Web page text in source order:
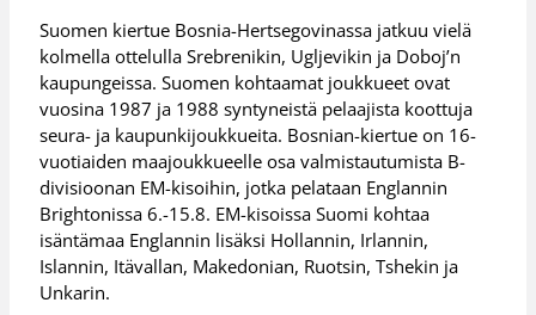
Suomen kiertue Bosnia-Hertsegovinassa jatkuu vielä
kolmella ottelulla Srebrenikin, Ugljevikin ja Doboj’n
kaupungeissa. Suomen kohtaamat joukkueet ovat
vuosina 1987 ja 1988 syntyneistä pelaajista koottuja
seura- ja kaupunkijoukkueita. Bosnian-kiertue on 16-
vuotiaiden maajoukkueelle osa valmistautumista B-
divisioonan EM-kisoihin, jotka pelataan Englannin
Brightonissa 6.-15.8. EM-kisoissa Suomi kohtaa
isäntämaa Englannin lisäksi Hollannin, Irlannin,
Islannin, Itävallan, Makedonian, Ruotsin, Tshekin ja
Unkarin.